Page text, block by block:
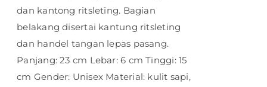
dan kantong ritsleting. Bagian
belakang disertai kantung ritsleting
dan handel tangan lepas pasang.
Panjang: 23 cm Lebar: 6 cm Tinggi: 15
cm Gender: Unisex Material: kulit sapi,